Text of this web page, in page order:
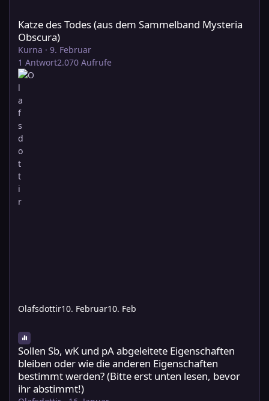
Katze des Todes (aus dem Sammelband Mysteria
Obscura)
Kurna · 9. Februar
1 Antwort2.070 Aufrufe
Olafsdottir10. Februar10. Feb
Sollen Sb, wK und pA abgeleitete Eigenschaften
bleiben oder wie die anderen Eigenschaften
bestimmt werden? (Bitte erst unten lesen, bevor
ihr abstimmt!)